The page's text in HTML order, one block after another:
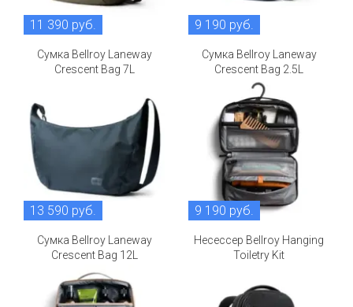
11 390 руб.
Сумка Bellroy Laneway
Crescent Bag 7L
9 190 руб.
Сумка Bellroy Laneway
Crescent Bag 2.5L
13 590 руб.
Сумка Bellroy Laneway
Crescent Bag 12L
9 190 руб.
Несессер Bellroy Hanging
Toiletry Kit